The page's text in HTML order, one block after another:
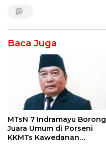
Baca Juga
MTsN 7 Indramayu Borong
Juara Umum di Porseni
KKMTs Kawedanan